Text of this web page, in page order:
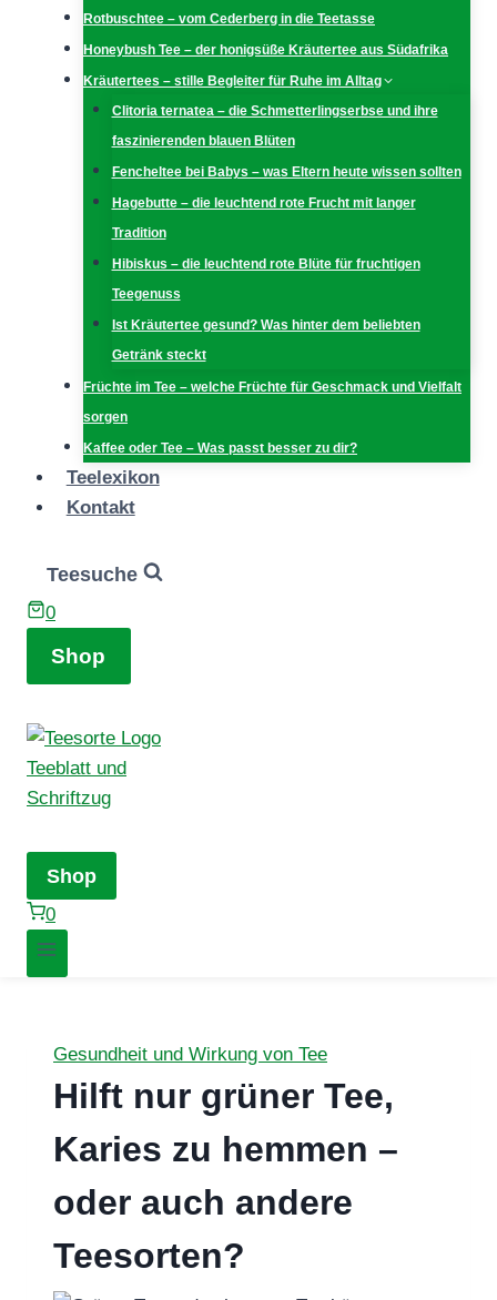
Rotbuschtee – vom Cederberg in die Teetasse
Honeybush Tee – der honigsüße Kräutertee aus Südafrika
Kräutertees – stille Begleiter für Ruhe im Alltag
Clitoria ternatea – die Schmetterlingserbse und ihre
faszinierenden blauen Blüten
Fencheltee bei Babys – was Eltern heute wissen sollten
Hagebutte – die leuchtend rote Frucht mit langer
Tradition
Hibiskus – die leuchtend rote Blüte für fruchtigen
Teegenuss
Ist Kräutertee gesund? Was hinter dem beliebten
Getränk steckt
Früchte im Tee – welche Früchte für Geschmack und Vielfalt
sorgen
Kaffee oder Tee – Was passt besser zu dir?
Teelexikon
Kontakt
Teesuche
0
Shop
Shop
0
Gesundheit und Wirkung von Tee
Hilft nur grüner Tee,
Karies zu hemmen –
oder auch andere
Teesorten?